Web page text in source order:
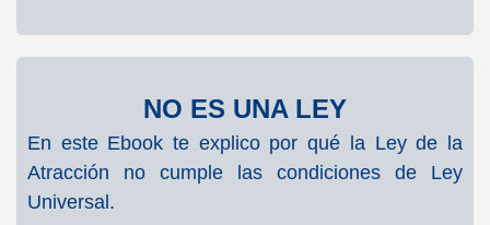
NO ES UNA LEY
En este Ebook te explico por qué la Ley de la
Atracción no cumple las condiciones de Ley
Universal.